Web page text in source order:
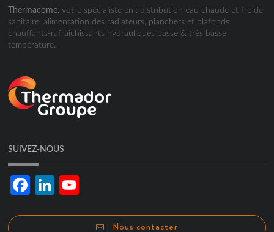
Thermacome, votre spécialiste en : distribution eau chaude et froide
sanitaire, alimentation des radiateurs, planchers et plafonds
chauffants-rafraîchissants hydrauliques basse & très basse
température.
SUIVEZ-NOUS
FacebookLinkedIn
Nous contacter